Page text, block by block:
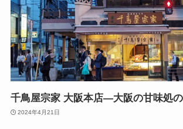
千鳥屋宗家 大阪本店—大阪の甘味処
2024年4月21日